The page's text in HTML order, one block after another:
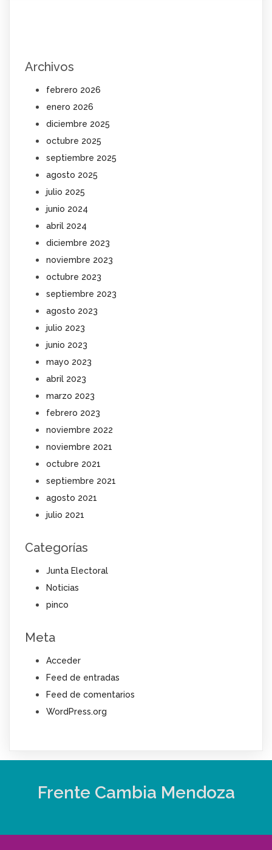
Archivos
febrero 2026
enero 2026
diciembre 2025
octubre 2025
septiembre 2025
agosto 2025
julio 2025
junio 2024
abril 2024
diciembre 2023
noviembre 2023
octubre 2023
septiembre 2023
agosto 2023
julio 2023
junio 2023
mayo 2023
abril 2023
marzo 2023
febrero 2023
noviembre 2022
noviembre 2021
octubre 2021
septiembre 2021
agosto 2021
julio 2021
Categorías
Junta Electoral
Noticias
pinco
Meta
Acceder
Feed de entradas
Feed de comentarios
WordPress.org
Frente Cambia Mendoza